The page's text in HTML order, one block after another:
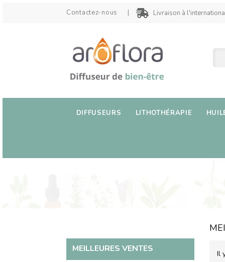
Contactez-nous Livraison à
DIFFUSEURS LITHOTHÉRAPIE
MEILLEURES VENTES Il